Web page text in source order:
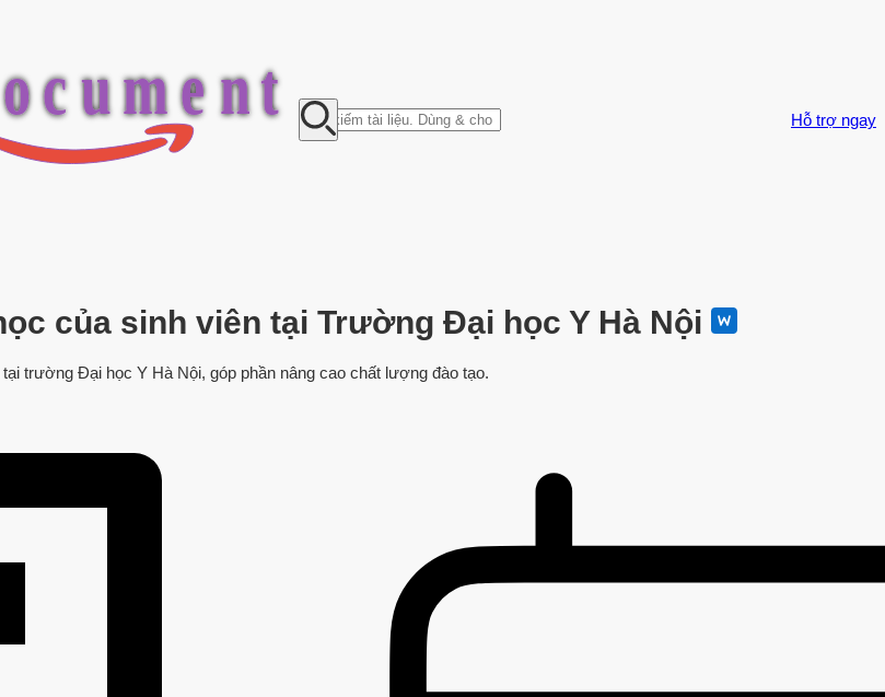
ocument Hỗ trợ ngay
của sinh viên tại Trường Đại học Y Hà Nội
trường Đại học Y Hà Nội, góp phần nâng cao chất lượng đào tạo.